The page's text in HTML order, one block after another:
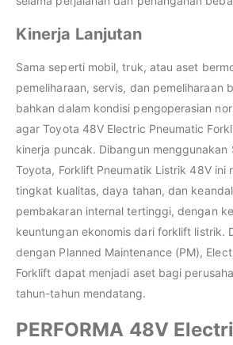
Kinerja Lanjutan
Sama seperti mobil, truk, atau aset
pemeliharaan, servis, dan pemeliharaan
bahkan dalam kondisi pengoperasian
agar Toyota 48V Electric Pneumatic
kinerja puncak. Dibangun menggunakan
Toyota, Forklift Pneumatik Listrik 48V ini
tingkat kualitas, daya tahan, dan
pembakaran internal tertinggi, dengan
keuntungan ekonomis dari forklift listrik.
dengan Planned Maintenance (PM),
Forklift dapat menjadi aset bagi
tahun-tahun mendatang.
PERFORMA 48V